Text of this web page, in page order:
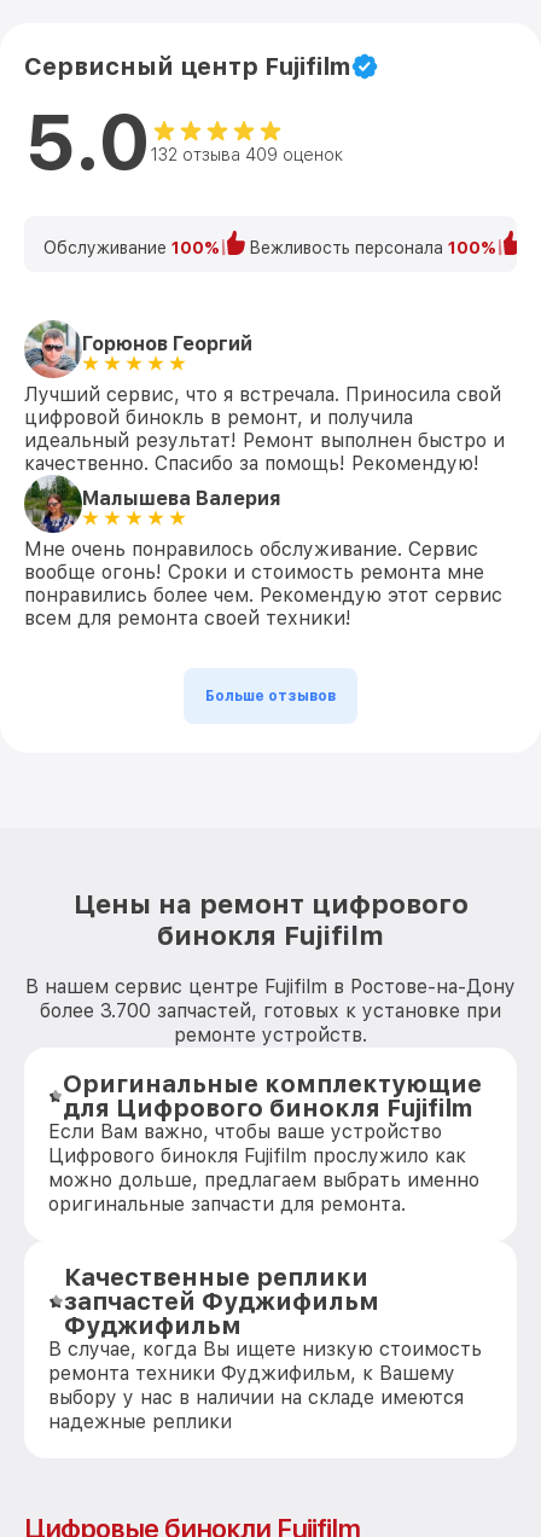
Сервисный центр Fujifilm
5.0 132 отзыва 409 оценок
Обслуживание 100% Вежливость персонала 100%
Горюнов Георгий
Лучший сервис, что я встречала. Приносила свой
цифровой бинокль в ремонт, и получила
идеальный результат! Ремонт выполнен быстро и
качественно. Спасибо за помощь! Рекомендую!
Малышева Валерия
Мне очень понравилось обслуживание. Сервис
вообще огонь! Сроки и стоимость ремонта мне
понравились более чем. Рекомендую этот сервис
всем для ремонта своей техники!
Больше отзывов
Цены на ремонт цифрового
бинокля Fujifilm
В нашем сервис центре Fujifilm в Ростове-на-Дону
более 3.700 запчастей, готовых к установке при
ремонте устройств.
Оригинальные комплектующие
для Цифрового бинокля Fujifilm
Если Вам важно, чтобы ваше устройство
Цифрового бинокля Fujifilm прослужило как
можно дольше, предлагаем выбрать именно
оригинальные запчасти для ремонта.
Качественные реплики
запчастей Фуджифильм
Фуджифильм
В случае, когда Вы ищете низкую стоимость
ремонта техники Фуджифильм, к Вашему
выбору у нас в наличии на складе имеются
надежные реплики
Цифровые бинокли Fujifilm